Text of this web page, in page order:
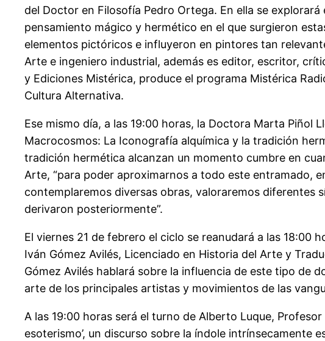
del Doctor en Filosofía Pedro Ortega. En ella se
pensamiento mágico y hermético en el que surgieron
elementos pictóricos e influyeron en pintores tan
Arte e ingeniero industrial, además es editor, escritor,
y Ediciones Mistérica, produce el programa Mistérica
Cultura Alternativa.
Ese mismo día, a las 19:00 horas, la Doctora Marta Piñol
Macrocosmos: La Iconografía alquímica y la tradición
tradición hermética alcanzan un momento cumbre en
Arte, “para poder aproximarnos a todo este entramado,
contemplaremos diversas obras, valoraremos diferentes
derivaron posteriormente”.
El viernes 21 de febrero el ciclo se reanudará a las 18:00
Iván Gómez Avilés, Licenciado en Historia del Arte y
Gómez Avilés hablará sobre la influencia de este tipo de
arte de los principales artistas y movimientos de las
A las 19:00 horas será el turno de Alberto Luque,
esoterismo’, un discurso sobre la índole